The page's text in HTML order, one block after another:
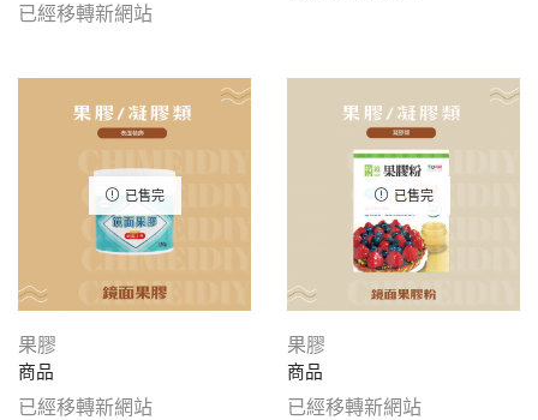
已經移轉新網站
已售完
果膠
商品
已經移轉新網站
已售完
果膠
商品
已經移轉新網站